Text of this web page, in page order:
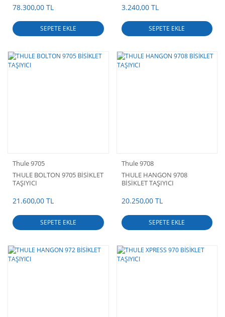
78.300,00 TL
SEPETE EKLE
3.240,00 TL
SEPETE EKLE
Thule 9705
THULE BOLTON 9705 BİSİKLET
TAŞIYICI
21.600,00 TL
SEPETE EKLE
Thule 9708
THULE HANGON 9708
BİSİKLET TAŞIYICI
20.250,00 TL
SEPETE EKLE